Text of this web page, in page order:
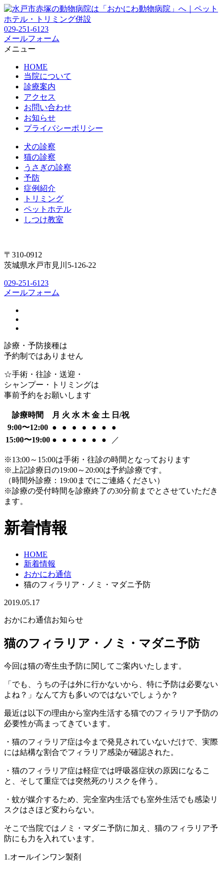
029-251-6123
メールフォーム
メニュー
HOME
当院について
診療案内
アクセス
お問い合わせ
お知らせ
プライバシーポリシー
犬の診察
猫の診察
うさぎの診察
予防
症例紹介
トリミング
ペットホテル
しつけ教室
〒310-0912
茨城県水戸市見川5-126-22
029-251-6123
メールフォーム
診療・予防接種は
予約制ではありません
☆手術・往診・送迎・
シャンプー・トリミングは
事前予約をお願いします
診療時間 月 火 水 木 金 土 日/祝
9:00〜12:00 ● ● ● ● ● ●
●
15:00〜19:00 ● ● ● ● ● ● ／
※13:00～15:00は手術・往診の時間となっております
※上記診療日の19:00～20:00は予約診療です。
（時間外診療：19:00までにご連絡ください）
※診療の受付時間を診療終了の30分前までとさせていただき
ます。
新着情報
HOME
新着情報
おかにわ通信
猫のフィラリア・ノミ・マダニ予防
2019.05.17
おかにわ通信お知らせ
猫のフィラリア・ノミ・マダニ予防
今回は猫の寄生虫予防に関してご案内いたします。
「でも、うちの子は外に行かないから、特に予防は必要ない
よね？」なんて方も多いのではないでしょうか？
最近は以下の理由から室内生活する猫でのフィラリア予防の
必要性が高まってきています。
・猫のフィラリア症は今まで発見されていないだけで、実際
には結構な割合でフィラリア感染が確認された。
・猫のフィラリア症は軽症では呼吸器症状の原因になるこ
と、そして重症では突然死のリスクを伴う。
・蚊が媒介するため、完全室内生活でも室外生活でも感染リ
スクはさほど変わらない。
そこで当院ではノミ・マダニ予防に加え、猫のフィラリア予
防にも力を入れています。
1.オールインワン製剤